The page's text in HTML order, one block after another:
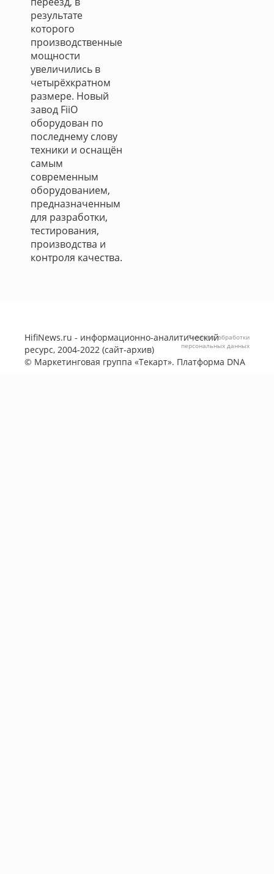
результате
которого
производственные
мощности
увеличились в
четырёхкратном
размере. Новый
завод FiiO
оборудован по
последнему слову
техники и оснащён
самым
современным
оборудованием,
предназначенным
для разработки,
тестирования,
производства и
контроля качества.
HifiNews.ru - информационно-аналитический
ресурс, 2004-2022 (сайт-архив)
© Маркетинговая группа «Текарт». Платформа DNA
Политика обработки
персональных данных